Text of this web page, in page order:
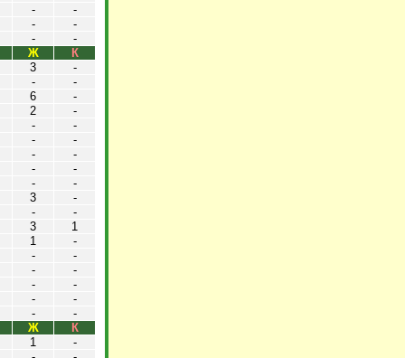
-
-
-
-
-
-
Ж
К
3
-
-
-
6
-
2
-
-
-
-
-
-
-
-
-
-
-
3
-
-
-
3
1
1
-
-
-
-
-
-
-
-
-
-
-
Ж
К
1
-